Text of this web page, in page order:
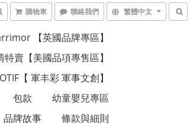
購物車 聯絡我們 繁體中文
【英國品牌專區】
賣【美國品項專售區】
【 軍丰彩 軍事文創】
包款
幼童嬰兒專區
品牌故事 條款與細則